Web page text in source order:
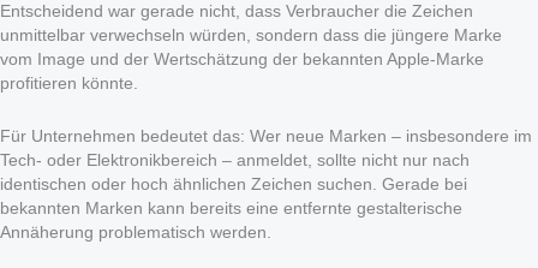
Entscheidend war gerade nicht, dass Verbraucher die Zeichen
unmittelbar verwechseln würden, sondern dass die jüngere Marke
vom Image und der Wertschätzung der bekannten Apple-Marke
profitieren könnte.
Für Unternehmen bedeutet das: Wer neue Marken – insbesondere im
Tech- oder Elektronikbereich – anmeldet, sollte nicht nur nach
identischen oder hoch ähnlichen Zeichen suchen. Gerade bei
bekannten Marken kann bereits eine entfernte gestalterische
Annäherung problematisch werden.